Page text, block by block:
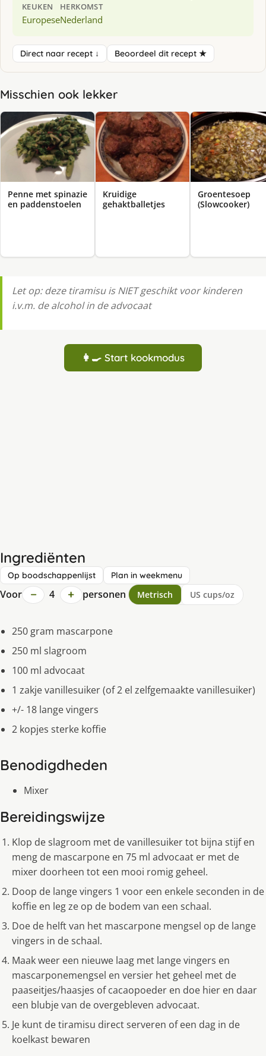
KEUKEN
Europese
HERKOMST
Nederland
Direct naar recept ↓ Beoordeel dit recept ★
Misschien ook lekker
Penne met spinazie
en paddenstoelen
Kruidige
gehaktballetjes
Groentesoep
(Slowcooker)
Let op: deze tiramisu is NIET geschikt voor kinderen
i.v.m. de alcohol in de advocaat
👩‍🍳 Start kookmodus
Ingrediënten
Op boodschappenlijst Plan in weekmenu
Voor − 4 + personen Metrisch US cups/oz
250 gram mascarpone
250 ml slagroom
100 ml advocaat
1 zakje vanillesuiker (of 2 el zelfgemaakte vanillesuiker)
+/- 18 lange vingers
2 kopjes sterke koffie
Benodigdheden
Mixer
Bereidingswijze
Klop de slagroom met de vanillesuiker tot bijna stijf en
meng de mascarpone en 75 ml advocaat er met de
mixer doorheen tot een mooi romig geheel.
Doop de lange vingers 1 voor een enkele seconden in de
koffie en leg ze op de bodem van een schaal.
Doe de helft van het mascarpone mengsel op de lange
vingers in de schaal.
Maak weer een nieuwe laag met lange vingers en
mascarponemengsel en versier het geheel met de
paaseitjes/haasjes of cacaopoeder en doe hier en daar
een blubje van de overgebleven advocaat.
Je kunt de tiramisu direct serveren of een dag in de
koelkast bewaren